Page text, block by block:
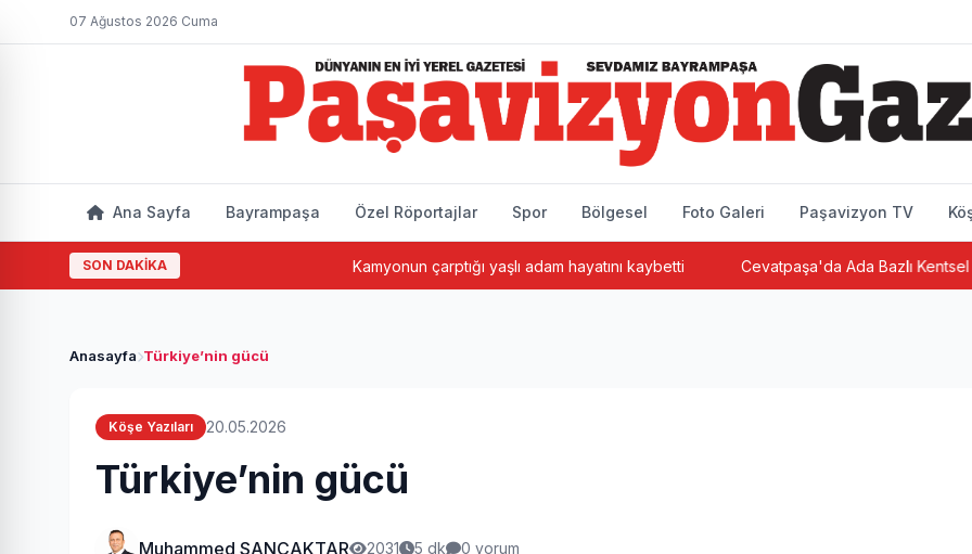
07 Ağustos 2026 Cuma
Ana Sayfa Bayrampaşa Özel Röportajlar Spor Bölgesel Foto Galeri Paşavizyon TV
SON DAKİKA Kamyonun çarptığı yaşlı adam hayatını kaybetti Cevatpaşa'da Ada Bazlı Kentsel
Anasayfa Türkiye’nin gücü
Köşe Yazıları 20.05.2026
Türkiye’nin gücü
Muhammed SANCAKTAR 2031 5 dk 0 yorum